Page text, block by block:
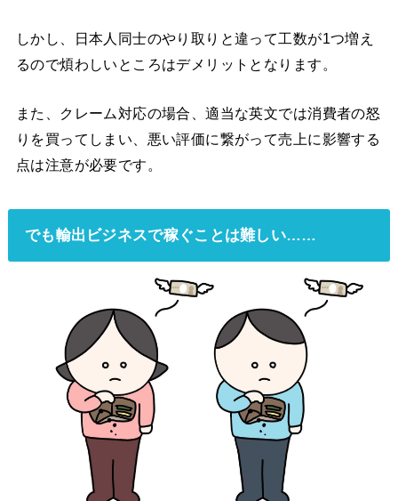
しかし、日本人同士のやり取りと違って工数が1つ増え
るので煩わしいところはデメリットとなります。
また、クレーム対応の場合、適当な英文では消費者の怒
りを買ってしまい、悪い評価に繋がって売上に影響する
点は注意が必要です。
でも輸出ビジネスで稼ぐことは難しい……